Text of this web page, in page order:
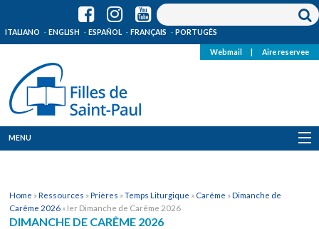
ITALIANO ENGLISH ESPAÑOL FRANÇAIS PORTUGÊS
Webmail Aire reservee
MENU
Où sommes-nous
Home »Ressources »Prières »Temps Liturgique » Carême »Dimanche de
Carême 2026 » Ier Dimanche de Carême 2026
DIMANCHE DE CARÊME 2026